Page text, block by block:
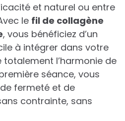
et naturel ou entre
le fil de collagène
, vous bénéficiez d’un
à intégrer dans votre
l’harmonie de
séance, vous
fermeté et de
contrainte, sans